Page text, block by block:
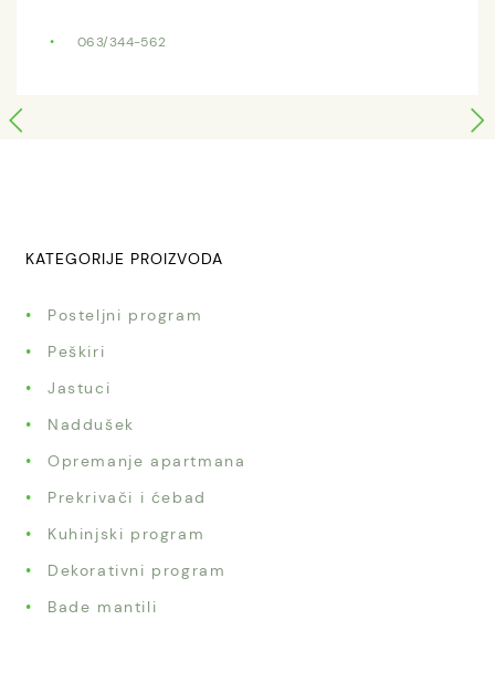
063/344-562
KATEGORIJE PROIZVODA
Posteljni program
Peškiri
Jastuci
Naddušek
Opremanje apartmana
Prekrivači i ćebad
Kuhinjski program
Dekorativni program
Bade mantili